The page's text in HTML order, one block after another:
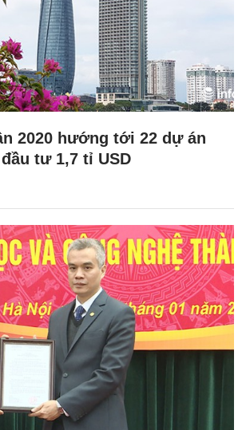
2020 hướng tới 22 dự án
tư 1,7 tỉ USD